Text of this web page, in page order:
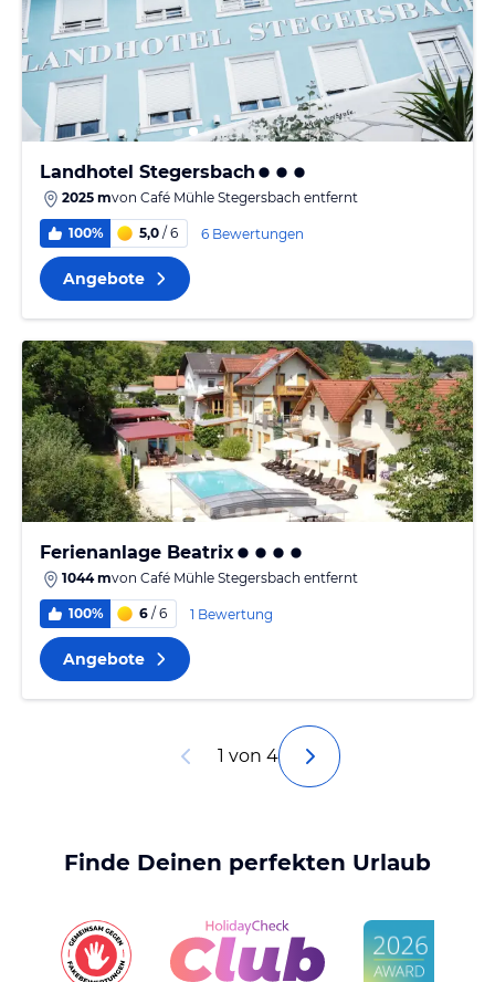
Landhotel Stegersbach
2025 mvon Café Mühle Stegersbach entfernt
100% 5,0 / 6 6 Bewertungen
Angebote
Ferienanlage Beatrix
1044 mvon Café Mühle Stegersbach entfernt
100% 6 / 6 1 Bewertung
Angebote
1 von 4
Finde Deinen perfekten Urlaub